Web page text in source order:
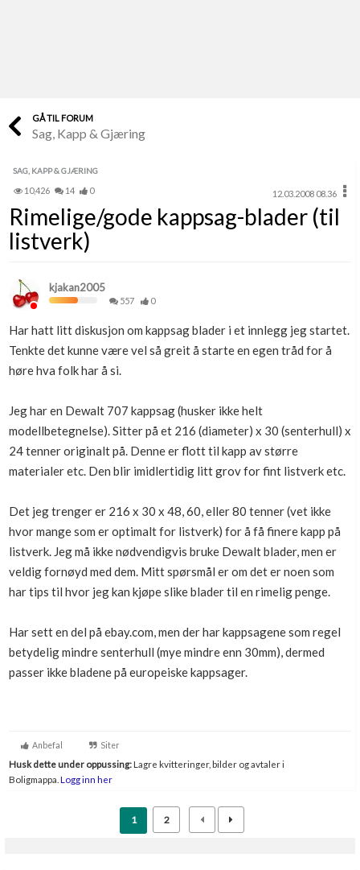
Finn håndverkere
Papirer som mangler
Skaff dokumentasjon som mangler
Kundeservice
Se din bolig? Klikk her
Boligmappa+
GÅ TIL FORUM
Sag, Kapp & Gjæring
SAG, KAPP & GJÆRING
10,426 14 0 12.03.2008 08.36
Rimelige/gode kappsag-blader (til
listverk)
kjakan2005
557 0
Har hatt litt diskusjon om kappsag blader i et innlegg jeg startet.
Tenkte det kunne være vel så greit å starte en egen tråd for å
høre hva folk har å si.
Jeg har en Dewalt 707 kappsag (husker ikke helt
modellbetegnelse). Sitter på et 216 (diameter) x 30 (senterhull) x
24 tenner originalt på. Denne er flott til kapp av større
materialer etc. Den blir imidlertidig litt grov for fint listverk etc.
Det jeg trenger er 216 x 30 x 48, 60, eller 80 tenner (vet ikke
hvor mange som er optimalt for listverk) for å få finere kapp på
listverk. Jeg må ikke nødvendigvis bruke Dewalt blader, men er
veldig fornøyd med dem. Mitt spørsmål er om det er noen som
har tips til hvor jeg kan kjøpe slike blader til en rimelig penge.
Har sett en del på ebay.com, men der har kappsagene som regel
betydelig mindre senterhull (mye mindre enn 30mm), dermed
passer ikke bladene på europeiske kappsager.
Anbefal Siter
Husk dette under oppussing:Lagre kvitteringer, bilder og avtaler i
Boligmappa. Logg inn her
1 2